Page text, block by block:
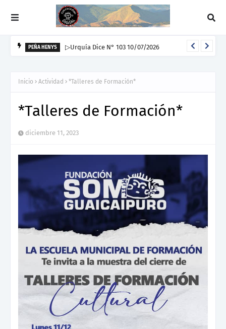
PEÑA HENYS ▷Urquía Dice N° 103 10/07/2026
Inicio Actividad *Talleres de Formación*
*Talleres de Formación*
diciembre 11, 2023